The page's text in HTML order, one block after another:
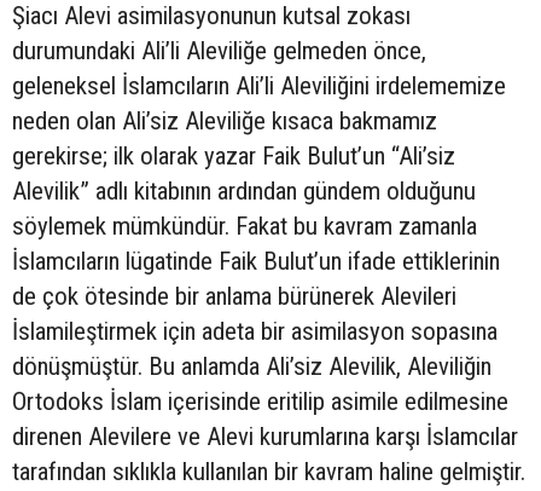
Şiacı Alevi asimilasyonunun kutsal zokası
durumundaki Ali’li Aleviliğe gelmeden önce,
geleneksel İslamcıların Ali’li Aleviliğini irdelememize
neden olan Ali’siz Aleviliğe kısaca bakmamız
gerekirse; ilk olarak yazar Faik Bulut’un “Ali’siz
Alevilik” adlı kitabının ardından gündem olduğunu
söylemek mümkündür. Fakat bu kavram zamanla
İslamcıların lügatinde Faik Bulut’un ifade ettiklerinin
de çok ötesinde bir anlama bürünerek Alevileri
İslamileştirmek için adeta bir asimilasyon sopasına
dönüşmüştür. Bu anlamda Ali’siz Alevilik, Aleviliğin
Ortodoks İslam içerisinde eritilip asimile edilmesine
direnen Alevilere ve Alevi kurumlarına karşı İslamcılar
tarafından sıklıkla kullanılan bir kavram haline gelmiştir.